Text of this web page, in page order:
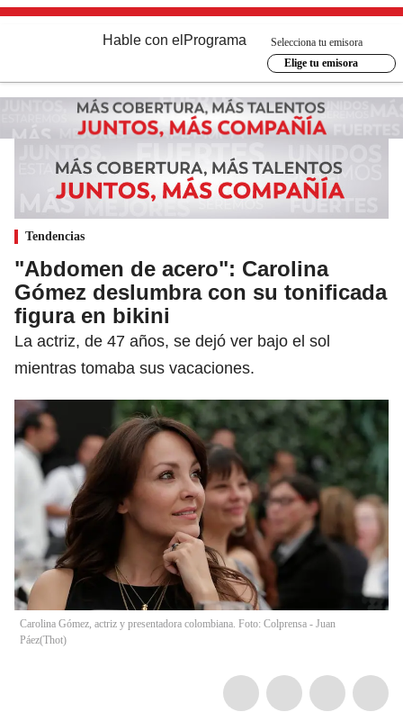
Hable con el Programa
Selecciona tu emisora
Elige tu emisora
Tendencias
"Abdomen de acero": Carolina
Gómez deslumbra con su tonificada
figura en bikini
La actriz, de 47 años, se dejó ver bajo el sol
mientras tomaba sus vacaciones.
Carolina Gómez, actriz y presentadora colombiana. Foto: Colprensa - Juan
Páez(Thot)